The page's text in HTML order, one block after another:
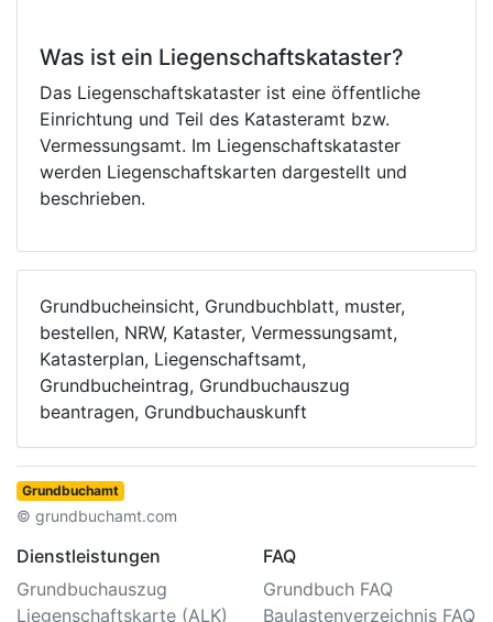
Was ist ein Liegenschaftskataster?
Das Liegenschaftskataster ist eine öffentliche
Einrichtung und Teil des Katasteramt bzw.
Vermessungsamt. Im Liegenschaftskataster
werden Liegenschaftskarten dargestellt und
beschrieben.
Grundbucheinsicht, Grundbuchblatt, muster,
bestellen, NRW, Kataster, Vermessungsamt,
Katasterplan, Liegenschaftsamt,
Grundbucheintrag, Grundbuchauszug
beantragen, Grundbuchauskunft
Grundbuchamt
© grundbuchamt.com
Dienstleistungen
Grundbuchauszug
Liegenschaftskarte (ALK)
FAQ
Grundbuch FAQ
Baulastenverzeichnis FAQ